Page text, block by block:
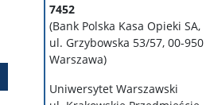
7452
(Bank Polska Kasa Opieki SA,
ul. Grzybowska 53/57, 00-950
Warszawa)
Uniwersytet Warszawski